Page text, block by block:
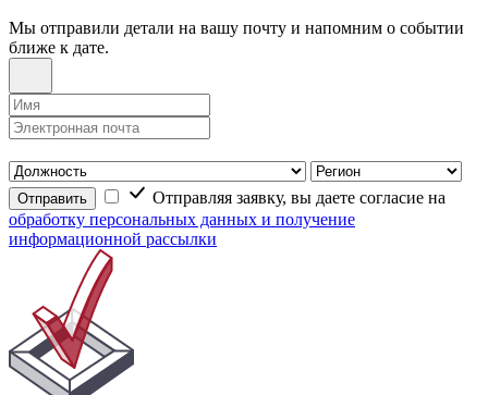
Мы отправили детали на вашу почту и напомним о событии
ближе к дате.
Отправить
Отправляя заявку, вы даете согласие на
обработку персональных данных и получение
информационной рассылки